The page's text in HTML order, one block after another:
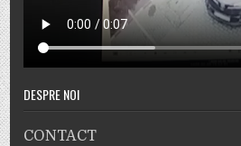
DESPRE NOI
CONTACT